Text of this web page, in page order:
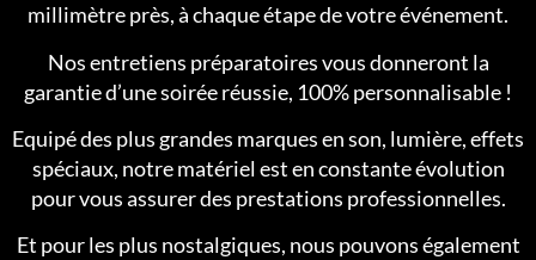
millimètre près, à chaque étape de votre événement.
Nos entretiens préparatoires vous donneront la
garantie d’une soirée réussie, 100% personnalisable !
Equipé des plus grandes marques en son, lumière, effets
spéciaux, notre matériel est en constante évolution
pour vous assurer des prestations professionnelles.
Et pour les plus nostalgiques, nous pouvons également